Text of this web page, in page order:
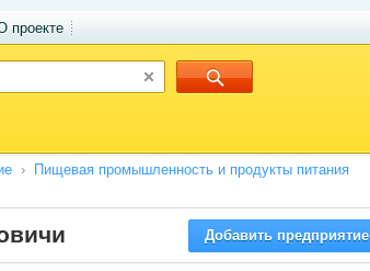
проекте
Пищевая промышленность и продукты питания
Добавить предприятие